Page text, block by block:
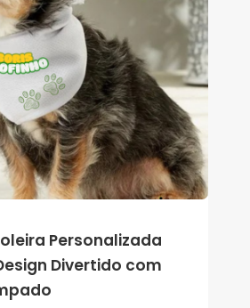
Personalizada
Divertido com